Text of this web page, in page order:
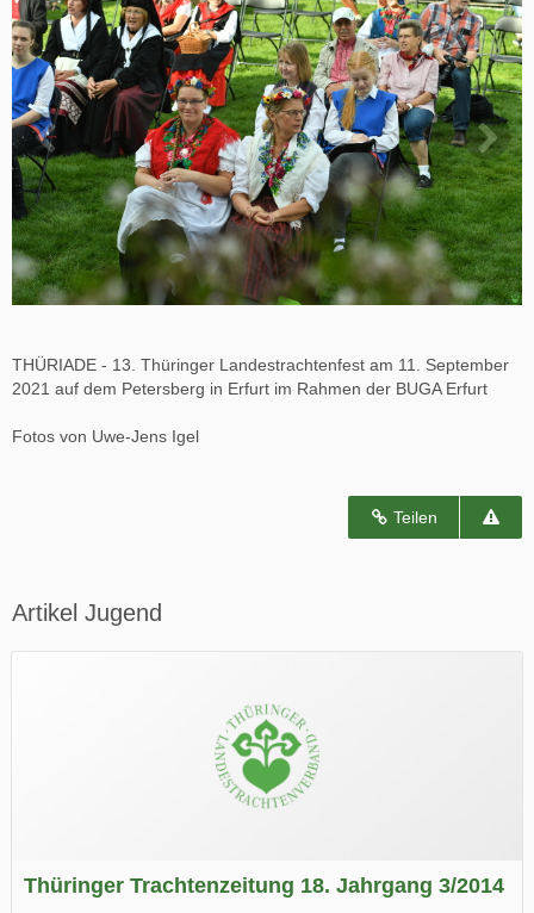
THÜRIADE - 13. Thüringer Landestrachtenfest am 11. September
2021 auf dem Petersberg in Erfurt im Rahmen der BUGA Erfurt
Fotos von Uwe-Jens Igel
Teilen
Artikel Jugend
Thüringer Trachtenzeitung 18. Jahrgang 3/2014